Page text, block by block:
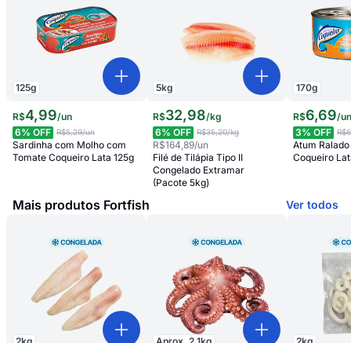
125g
R$4,99/un
6% OFF R$5,29/un
Sardinha com Molho com
Tomate Coqueiro Lata 125g
5kg
R$32,98/kg
6% OFF R$35,20/kg
R$164,89/un
Filé de Tilápia Tipo II
Congelado Extramar
(Pacote 5kg)
170g
R$6,69/
3% OFF
Atum
Coqueiro
Mais produtos Fortfish Ver todos